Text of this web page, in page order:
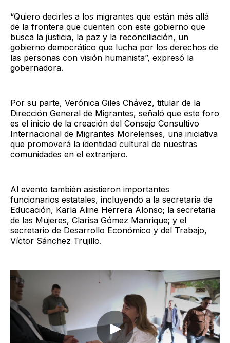
“Quiero decirles a los migrantes que están más allá
de la frontera que cuenten con este gobierno que
busca la justicia, la paz y la reconciliación, un
gobierno democrático que lucha por los derechos de
las personas con visión humanista”, expresó la
gobernadora.
Por su parte, Verónica Giles Chávez, titular de la
Dirección General de Migrantes, señaló que este foro
es el inicio de la creación del Consejo Consultivo
Internacional de Migrantes Morelenses, una iniciativa
que promoverá la identidad cultural de nuestras
comunidades en el extranjero.
Al evento también asistieron importantes
funcionarios estatales, incluyendo a la secretaria de
Educación, Karla Aline Herrera Alonso; la secretaria
de las Mujeres, Clarisa Gómez Manrique; y el
secretario de Desarrollo Económico y del Trabajo,
Víctor Sánchez Trujillo.